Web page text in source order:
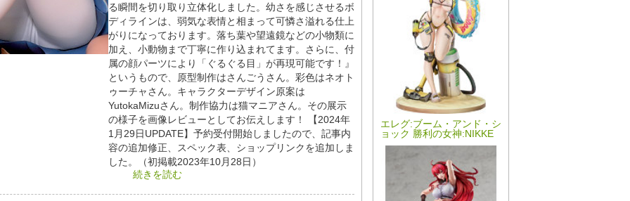
る瞬間を切り取り立体化しました。幼さを感じさせるボ
ディラインは、弱気な表情と相まって可憐さ溢れる仕上
がりになっております。落ち葉や望遠鏡などの小物類に
加え、小動物まで丁寧に作り込まれてます。さらに、付
属の顔パーツにより「ぐるぐる目」が再現可能です！』
というもので、原型制作はさんごうさん。彩色はネオト
ゥーチャさん。キャラクターデザイン原案は
YutokaMizuさん。制作協力は猫マニアさん。その展示
の様子を画像レビューとしてお伝えします！ 【2024年
1月29日UPDATE】予約受付開始しましたので、記事内
容の追加修正、スペック表、ショップリンクを追加しま
した。（初掲載2023年10月28日）
続きを読む
エレグ:ブーム・アンド・シ
ョック 勝利の女神:NIKKE